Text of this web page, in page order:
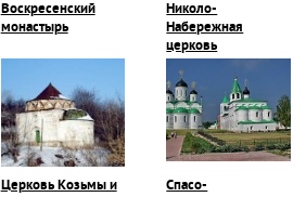
Воскресенский
монастырь
Николо-
Набережная
церковь
Церковь Козьмы и
Спасо-